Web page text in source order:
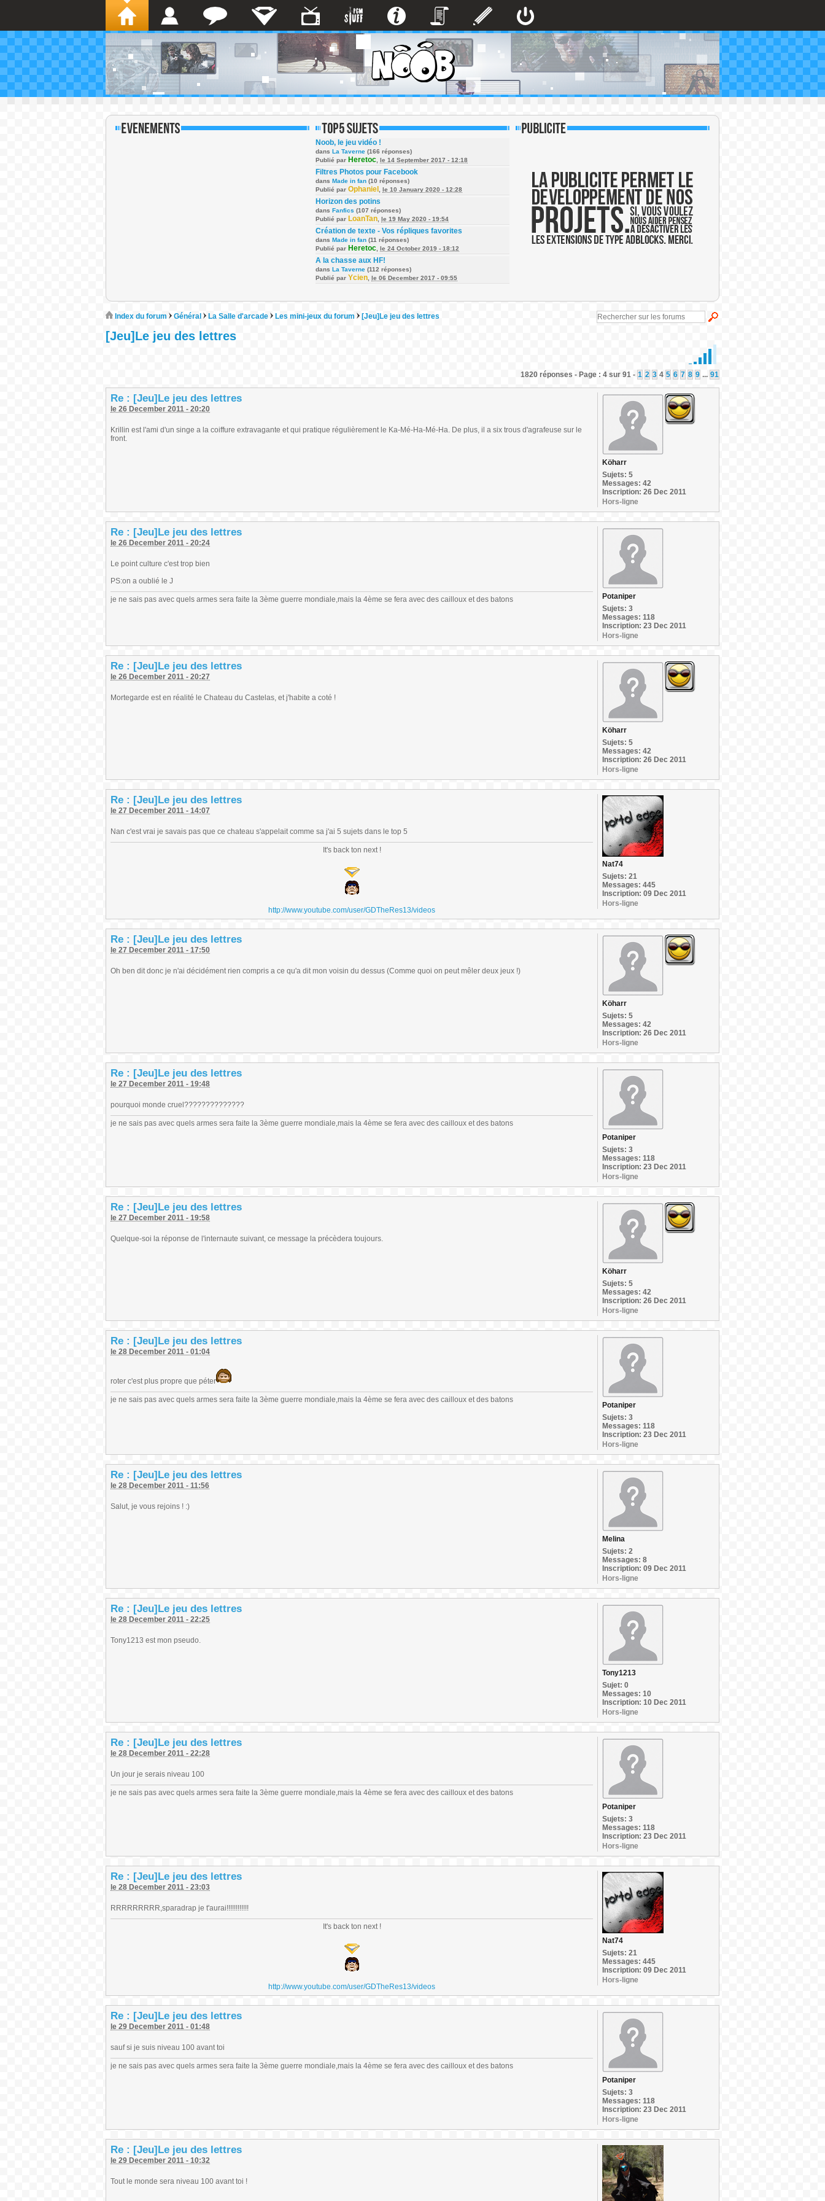
Noob, le jeu vidéo !
dans La Taverne (166 réponses)
Publié par Heretoc le 14 September 2017 - 12:18
Filtres Photos pour Facebook
dans Made in fan (10 réponses)
Publié par Ophaniel le 10 January 2020 - 12:28
Horizon des potins
dans Fanfics (107 réponses)
Publié par LoanTan le 19 May 2020 - 19:54
Création de texte - Vos répliques favorites
dans Made in fan (11 réponses)
Publié par Heretoc le 24 October 2019 - 18:12
A la chasse aux HF!
dans La Taverne (112 réponses)
Publié par Ycien le 06 December 2017 - 09:55
Index du forum Général La Salle d'arcade Les mini-jeux du forum [Jeu]Le jeu des lettres
[Jeu]Le jeu des lettres
1820 réponses - Page : 4 sur 91 - 1 2 3 4 5 6 7 8 9 ... 91
Re : [Jeu]Le jeu des lettres
le 26 December 2011 - 20:20
Krillin est l'ami d'un singe a la coiffure extravagante et qui pratique régulièrement le Ka-Mé-Ha-Mé-Ha. De plus, il a six trous d'agrafeuse sur le
front.
Köharr
Sujets: 5
Messages: 42
Inscription: 26 Dec 2011
Hors-ligne
Re : [Jeu]Le jeu des lettres
le 26 December 2011 - 20:24
Le point culture c'est trop bien
PS:on a oublié le J
je ne sais pas avec quels armes sera faite la 3ème guerre mondiale,mais la 4ème se fera avec des cailloux et des batons
Potaniper
Sujets: 3
Messages: 118
Inscription: 23 Dec 2011
Hors-ligne
Re : [Jeu]Le jeu des lettres
le 26 December 2011 - 20:27
Mortegarde est en réalité le Chateau du Castelas, et j'habite a coté !
Köharr
Sujets: 5
Messages: 42
Inscription: 26 Dec 2011
Hors-ligne
Re : [Jeu]Le jeu des lettres
le 27 December 2011 - 14:07
Nan c'est vrai je savais pas que ce chateau s'appelait comme sa j'ai 5 sujets dans le top 5
It's back ton next !
http://www.youtube.com/user/GDTheRes13/videos
Nat74
Sujets: 21
Messages: 445
Inscription: 09 Dec 2011
Hors-ligne
Re : [Jeu]Le jeu des lettres
le 27 December 2011 - 17:50
Oh ben dit donc je n'ai décidément rien compris a ce qu'a dit mon voisin du dessus (Comme quoi on peut mêler deux jeux !)
Köharr
Sujets: 5
Messages: 42
Inscription: 26 Dec 2011
Hors-ligne
Re : [Jeu]Le jeu des lettres
le 27 December 2011 - 19:48
pourquoi monde cruel??????????????
je ne sais pas avec quels armes sera faite la 3ème guerre mondiale,mais la 4ème se fera avec des cailloux et des batons
Potaniper
Sujets: 3
Messages: 118
Inscription: 23 Dec 2011
Hors-ligne
Re : [Jeu]Le jeu des lettres
le 27 December 2011 - 19:58
Quelque-soi la réponse de l'internaute suivant, ce message la précèdera toujours.
Köharr
Sujets: 5
Messages: 42
Inscription: 26 Dec 2011
Hors-ligne
Re : [Jeu]Le jeu des lettres
le 28 December 2011 - 01:04
roter c'est plus propre que péter
je ne sais pas avec quels armes sera faite la 3ème guerre mondiale,mais la 4ème se fera avec des cailloux et des batons
Potaniper
Sujets: 3
Messages: 118
Inscription: 23 Dec 2011
Hors-ligne
Re : [Jeu]Le jeu des lettres
le 28 December 2011 - 11:56
Salut, je vous rejoins ! :)
Melina
Sujets: 2
Messages: 8
Inscription: 09 Dec 2011
Hors-ligne
Re : [Jeu]Le jeu des lettres
le 28 December 2011 - 22:25
Tony1213 est mon pseudo.
Tony1213
Sujet: 0
Messages: 10
Inscription: 10 Dec 2011
Hors-ligne
Re : [Jeu]Le jeu des lettres
le 28 December 2011 - 22:28
Un jour je serais niveau 100
je ne sais pas avec quels armes sera faite la 3ème guerre mondiale,mais la 4ème se fera avec des cailloux et des batons
Potaniper
Sujets: 3
Messages: 118
Inscription: 23 Dec 2011
Hors-ligne
Re : [Jeu]Le jeu des lettres
le 28 December 2011 - 23:03
RRRRRRRRR,sparadrap je t'aurai!!!!!!!!!!!!
It's back ton next !
http://www.youtube.com/user/GDTheRes13/videos
Nat74
Sujets: 21
Messages: 445
Inscription: 09 Dec 2011
Hors-ligne
Re : [Jeu]Le jeu des lettres
le 29 December 2011 - 01:48
sauf si je suis niveau 100 avant toi
je ne sais pas avec quels armes sera faite la 3ème guerre mondiale,mais la 4ème se fera avec des cailloux et des batons
Potaniper
Sujets: 3
Messages: 118
Inscription: 23 Dec 2011
Hors-ligne
Re : [Jeu]Le jeu des lettres
le 29 December 2011 - 10:32
Tout le monde sera niveau 100 avant toi !